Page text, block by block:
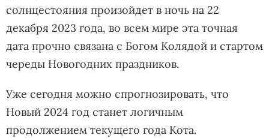
солнцестояния произойдет в ночь на 22
декабря 2023 года, во всем мире эта точная
дата прочно связана с Богом Колядой и стартом
череды Новогодних праздников.
Уже сегодня можно спрогнозировать, что
Новый 2024 год станет логичным
продолжением текущего года Кота.